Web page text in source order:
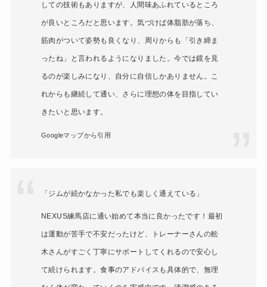
しての技術もありますが、人間味あふれているところ
が良いところだと思います。気づけば体脂肪が落ち、
筋肉がついて姿勢も良くなり、周りからも「引き締ま
ったね」と言われるようになりました。今では鏡を見
るのが楽しみになり、自分に自信しかありません。こ
れからも継続して通い、さらに理想の体を目指してい
きたいと思います。
Googleマップから引用
「ジムが続かなかった私でも楽しく通えている」
NEXUS練馬店に通い始めて本当に良かったです！最初
は運動が苦手で不安だったけど、トレーナーさんの舩
木さんがすごく丁寧にサポートしてくれるので安心し
て続けられます。食事のアドバイスも具体的で、無理